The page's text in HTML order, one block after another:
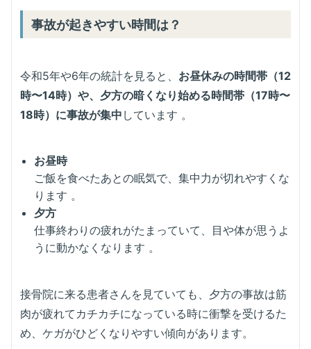
事故が起きやすい時間は？
令和5年や6年の統計を見ると、 お昼休みの時間帯（12
時〜14時）や、夕方の暗くなり始める時間帯（17時〜
18時）に事故が集中 しています 。
お昼時
ご飯を食べたあとの眠気で、集中力が切れやすくな
ります 。
夕方
仕事終わりの疲れがたまっていて、目や体が思うよ
うに動かなくなります 。
接骨院に来る患者さんを見ていても、夕方の事故は筋
肉が疲れてカチカチになっている時に衝撃を受けるた
め、ケガがひどくなりやすい傾向があります。